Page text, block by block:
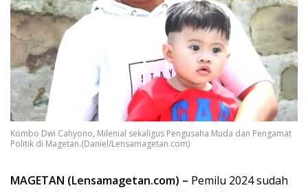
Kombo Dwi Cahyono, Milenial sekaligus Pengusaha Muda dan Pengamat
Politik di Magetan.(Daniel/Lensamagetan.com)
MAGETAN (Lensamagetan.com) – Pemilu 2024 sudah